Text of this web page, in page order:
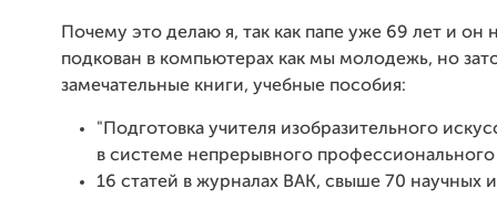
Почему это делаю я, так как папе уже 69 лет и он
подкован в компьютерах как мы молодежь, но
замечательные книги, учебные пособия:
"Подготовка учителя изобразительного
в системе непрерывного профессионального
16 статей в журналах ВАК, свыше 70 научных